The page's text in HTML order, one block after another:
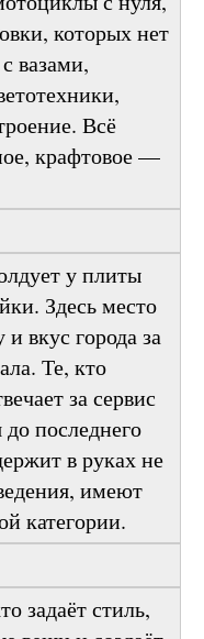
с нуля,
которых нет
вазами,
Всё
крафтовое —
у плиты
Здесь место
вкус города за
Те, кто
за сервис
последнего
в руках не
имеют
категории.